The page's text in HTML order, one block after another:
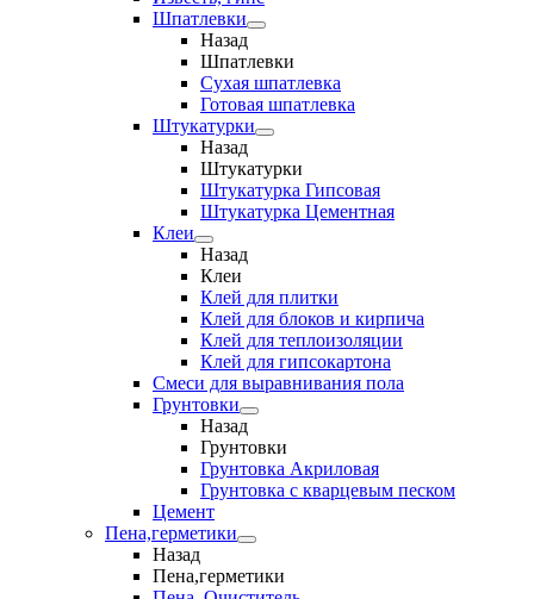
Шпатлевки
Назад
Шпатлевки
Сухая шпатлевка
Готовая шпатлевка
Штукатурки
Назад
Штукатурки
Штукатурка Гипсовая
Штукатурка Цементная
Клеи
Назад
Клеи
Клей для плитки
Клей для блоков и кирпича
Клей для теплоизоляции
Клей для гипсокартона
Смеси для выравнивания пола
Грунтовки
Назад
Грунтовки
Грунтовка Акриловая
Грунтовка с кварцевым песком
Цемент
Пена,герметики
Назад
Пена,герметики